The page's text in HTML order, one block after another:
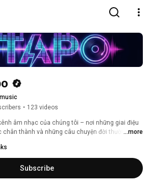
• 123 videos
âm nhạc của chúng tôi – nơi những giai điệu
chân thành và những câu chuyện đời thường. Mỗi
tim và mang lại sự đồng cảm cho bạn. Hãy
nhé!
...more
Subscribe